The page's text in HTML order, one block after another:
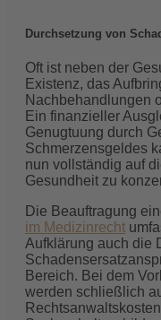
Durchsetzung von
Oft ist neben der
Existenz, das
Nachbehandlungen
Ein finanzieller
Genugtuung durch
Schmerzensgeldes
nun vollständig auf
Gesundheit zu
Die Beauftragung
im Medizinrecht
Aufklärung auch die
Bereich. Bei dem
werden schließlich